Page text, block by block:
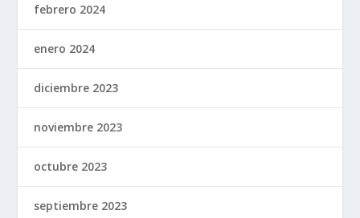
febrero 2024
enero 2024
diciembre 2023
noviembre 2023
octubre 2023
septiembre 2023